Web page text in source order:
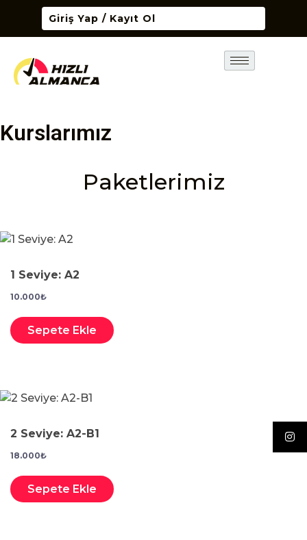
Giriş Yap / Kayıt Ol
Kurslarımız
Paketlerimiz
1 Seviye: A2
10.000₺
Sepete Ekle
2 Seviye: A2-B1
18.000₺
Sepete Ekle